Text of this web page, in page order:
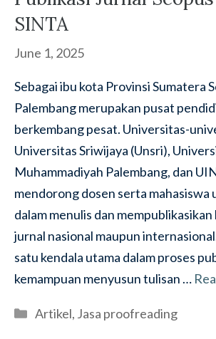
SINTA
June 1, 2025
Sebagai ibu kota Provinsi Sumatera
Palembang merupakan pusat
berkembang pesat. Universitas-
Universitas Sriwijaya (Unsri),
Muhammadiyah Palembang, dan
mendorong dosen serta mahasiswa
dalam menulis dan mempublikasikan
jurnal nasional maupun
satu kendala utama dalam proses
kemampuan menyusun tulisan …
Categories
Artikel, Jasa proofreading